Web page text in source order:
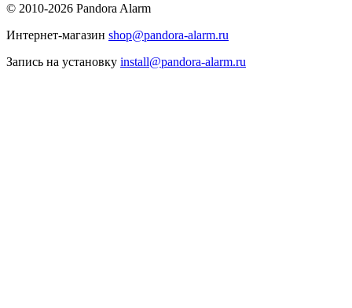
© 2010-2026 Pandora Alarm
Интернет-магазин shop@pandora-alarm.ru
Запись на установку install@pandora-alarm.ru